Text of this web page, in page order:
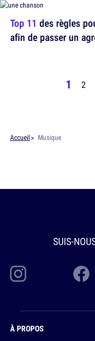
Top 11 des règles
afin de passer un
1 2
Accueil Musique
SUIS-
À PROPOS